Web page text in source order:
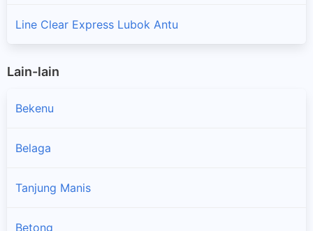
Line Clear Express Lubok Antu
Lain-lain
Bekenu
Belaga
Tanjung Manis
Betong